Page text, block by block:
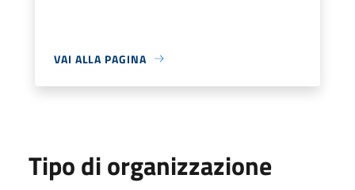
VAI ALLA PAGINA
Tipo di organizzazione